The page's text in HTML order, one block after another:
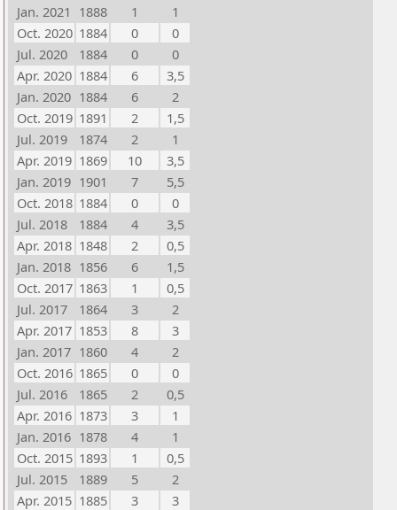
Jan. 2021 1888 1
1
Oct. 2020 1884 0
0
Jul. 2020
1884 0
0
Apr. 2020 1884 6
3,5
Jan. 2020 1884 6
2
Oct. 2019 1891 2
1,5
Jul. 2019
1874 2
1
Apr. 2019 1869 10
3,5
Jan. 2019 1901 7
5,5
Oct. 2018 1884 0
0
Jul. 2018
1884 4
3,5
Apr. 2018 1848 2
0,5
Jan. 2018 1856 6
1,5
Oct. 2017 1863 1
0,5
Jul. 2017
1864 3
2
Apr. 2017 1853 8
3
Jan. 2017 1860 4
2
Oct. 2016 1865 0
0
Jul. 2016
1865 2
0,5
Apr. 2016 1873 3
1
Jan. 2016 1878 4
1
Oct. 2015 1893 1
0,5
Jul. 2015
1889 5
2
Apr. 2015 1885 3
3